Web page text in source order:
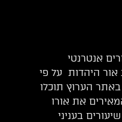
אנטרנטי
היהדות על פי
הערוץ תוכלו
את אורו
בעניני